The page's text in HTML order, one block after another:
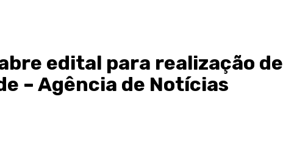
edital para realização de
– Agência de Notícias